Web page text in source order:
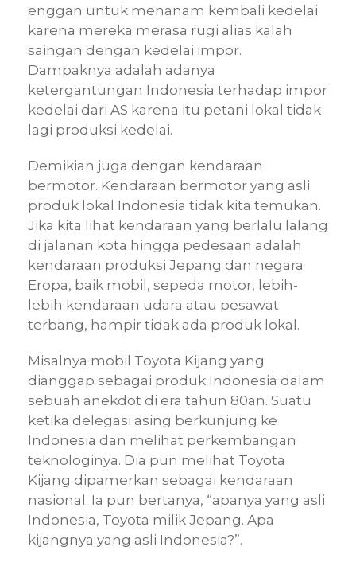
enggan untuk menanam kembali kedelai
karena mereka merasa rugi alias kalah
saingan dengan kedelai impor.
Dampaknya adalah adanya
ketergantungan Indonesia terhadap impor
kedelai dari AS karena itu petani lokal tidak
lagi produksi kedelai.
Demikian juga dengan kendaraan
bermotor. Kendaraan bermotor yang asli
produk lokal Indonesia tidak kita temukan.
Jika kita lihat kendaraan yang berlalu lalang
di jalanan kota hingga pedesaan adalah
kendaraan produksi Jepang dan negara
Eropa, baik mobil, sepeda motor, lebih-
lebih kendaraan udara atau pesawat
terbang, hampir tidak ada produk lokal.
Misalnya mobil Toyota Kijang yang
dianggap sebagai produk Indonesia dalam
sebuah anekdot di era tahun 80an. Suatu
ketika delegasi asing berkunjung ke
Indonesia dan melihat perkembangan
teknologinya. Dia pun melihat Toyota
Kijang dipamerkan sebagai kendaraan
nasional. Ia pun bertanya, “apanya yang asli
Indonesia, Toyota milik Jepang. Apa
kijangnya yang asli Indonesia?”.